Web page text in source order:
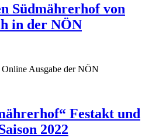
Südmährerhof von
in der NÖN
Ausgabe der NÖN
Festakt und
2022